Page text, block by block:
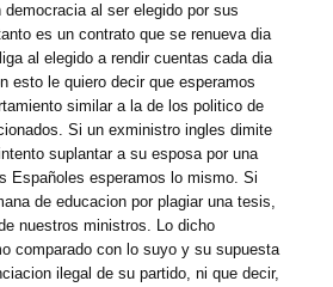
democracia al ser elegido por sus
es un contrato que se renueva dia
al elegido a rendir cuentas cada dia
esto le quiero decir que esperamos
similar a la de los politico de
Si un exministro ingles dimite
suplantar a su esposa por una
Españoles esperamos lo mismo. Si
de educacion por plagiar una tesis,
nuestros ministros. Lo dicho
comparado con lo suyo y su supuesta
ilegal de su partido, ni que decir,